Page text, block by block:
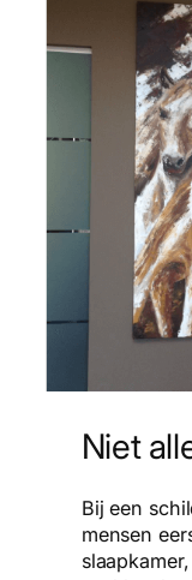
Niet
Bij een
mensen